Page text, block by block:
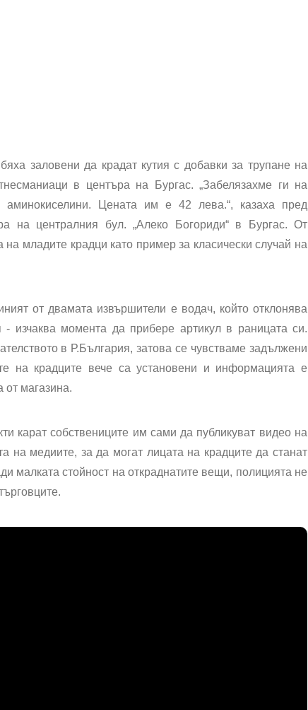
заловени да крадат кутия с добавки за трупане на
в центъра на Бургас. „Забелязахме ги на
аминокиселини. Цената им е 42 лева.“, казаха пред
на централния бул. „Алеко Богориди“ в Бургас. От
младите крадци като пример за класически случай на
от двамата извършители е водач, който отклонява
изчаква момента да прибере артикул в раницата си.
в Р.България, затова се чувстваме задължени
на крадците вече са установени и информацията е
от магазина.
карат собствениците им сами да публикуват видео на
на медиите, за да могат лицата на крадците да станат
малката стойност на откраднатите вещи, полицията не